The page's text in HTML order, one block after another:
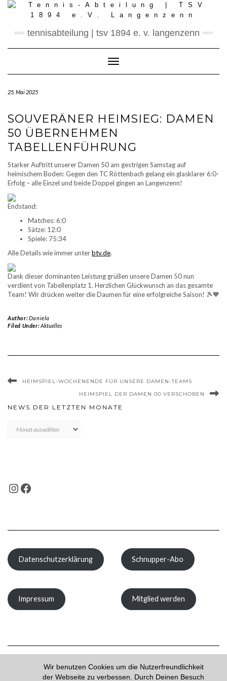
Wir benutzen Cookies um die Nutzerfreundlichkeit
der Webseite zu verbessen. Durch Deinen Besuch
Skip
tennisabteilung | tsv 1894 e. v. langenzenn
Toggle Navigation
25. Mai 2025
SOUVERÄNER HEIMSIEG: DAMEN
50 ÜBERNEHMEN
TABELLENFÜHRUNG
Starker Auftritt unserer Damen 50 am gestrigen Samstag auf
heimischem Boden: Gegen den TC Röttenbach gelang ein glasklarer 6:0-
Erfolg – alle Einzel und beide Doppel gingen an Langenzenn!
Endstand:
Matches: 6:0
Sätze: 12:0
Spiele: 75:34
Alle Details wie immer unterbtv.de.
Dank dieser dominanten Leistung grüßen unsere Damen 50 nun
verdient von Tabellenplatz 1. Herzlichen Glückwunsch an das gesamte
Team! Wir drücken weiter die Daumen für eine erfolgreiche Saison! 🎾🧡
Author:Daniela
Filed Under:Aktuelles
HEIMSPIEL-WOCHENENDE FÜR UNSERE DAMEN-TEAMS
HEIMSPIEL DER DAMEN 00 VERSCHOBEN
NEWS DER LETZTEN MONATE
der
INSTAGRAM
FACEBOOK
Datenschutzerklärung
Impressum
Schnupper-Abo
Mitglied werden